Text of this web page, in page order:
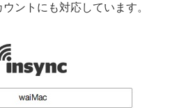
ントにも対応しています。